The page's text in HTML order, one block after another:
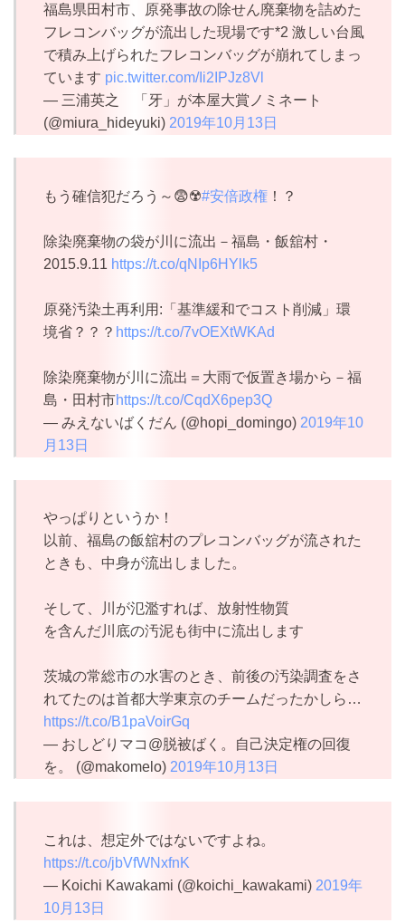
福島県田村市、原発事故の除せん廃棄物を詰めた
フレコンバッグが流出した現場です*2 激しい台風
で積み上げられたフレコンバッグが崩れてしまっ
ています pic.twitter.com/Ii2IPJz8Vl
— 三浦英之 「牙」が本屋大賞ノミネート
(@miura_hideyuki) 2019年10月13日
もう確信犯だろう～😨☢️#安倍政権！？
除染廃棄物の袋が川に流出－福島・飯舘村・
2015.9.11 https://t.co/qNIp6HYlk5
原発汚染土再利用:「基準緩和でコスト削減」環
境省？？？ https://t.co/7vOEXtWKAd
除染廃棄物が川に流出＝大雨で仮置き場から－福
島・田村市https://t.co/CqdX6pep3Q
— みえないばくだん (@hopi_domingo) 2019年10
月13日
やっぱりというか！
以前、福島の飯舘村のプレコンバッグが流された
ときも、中身が流出しました。
そして、川が氾濫すれば、放射性物質
を含んだ川底の汚泥も街中に流出します
茨城の常総市の水害のとき、前後の汚染調査をさ
れてたのは首都大学東京のチームだったかしら…
https://t.co/B1paVoirGq
— おしどりマコ@脱被ばく。自己決定権の回復
を。 (@makomelo) 2019年10月13日
これは、想定外ではないですよね。
https://t.co/jbVfWNxfnK
— Koichi Kawakami (@koichi_kawakami) 2019年
10月13日